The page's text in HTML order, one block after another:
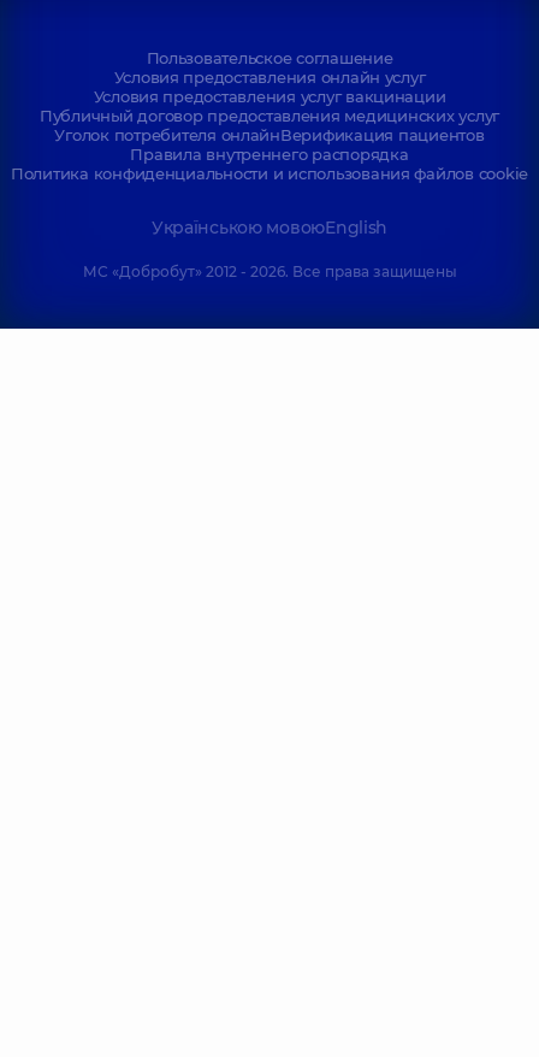
Пользовательское соглашение
Условия предоставления онлайн услуг
Условия предоставления услуг вакцинации
Публичный договор предоставления медицинских услуг
Уголок потребителя онлайнВерификация пациентов
Правила внутреннего распорядка
Политика конфиденциальности и использования файлов cookie
Українською мовоюEnglish
МС «Добробут» 2012 - 2026. Все права защищены